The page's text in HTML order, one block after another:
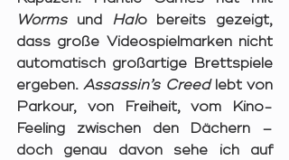
Worms und Halo bereits gezeigt,
dass große Videospielmarken nicht
automatisch großartige Brettspiele
ergeben. Assassin’s Creed lebt von
Parkour, von Freiheit, vom Kino-
Feeling zwischen den Dächern –
doch genau davon sehe ich auf